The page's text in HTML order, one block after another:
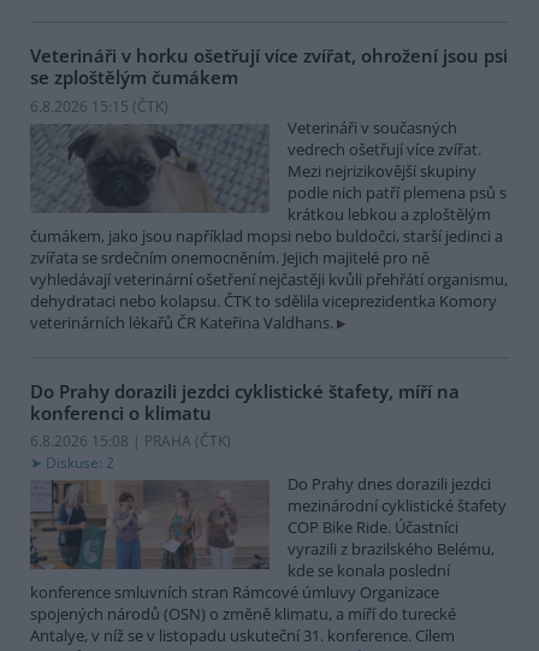
Veterináři v horku ošetřují více zvířat, ohrožení jsou psi
se zploštělým čumákem
6.8.2026 15:15 (ČTK)
Veterináři v současných
vedrech ošetřují více zvířat.
Mezi nejrizikovější skupiny
podle nich patří plemena psů s
krátkou lebkou a zploštělým
čumákem, jako jsou například mopsi nebo buldočci, starší jedinci a
zvířata se srdečním onemocněním. Jejich majitelé pro ně
vyhledávají veterinární ošetření nejčastěji kvůli přehřátí organismu,
dehydrataci nebo kolapsu. ČTK to sdělila viceprezidentka Komory
veterinárních lékařů ČR Kateřina Valdhans.
Do Prahy dorazili jezdci cyklistické štafety, míří na
konferenci o klimatu
6.8.2026 15:08 | PRAHA (ČTK)
Diskuse: 2
Do Prahy dnes dorazili jezdci
mezinárodní cyklistické štafety
COP Bike Ride. Účastníci
vyrazili z brazilského Belému,
kde se konala poslední
konference smluvních stran Rámcové úmluvy Organizace
spojených národů (OSN) o změně klimatu, a míří do turecké
Antalye, v níž se v listopadu uskuteční 31. konference. Cílem